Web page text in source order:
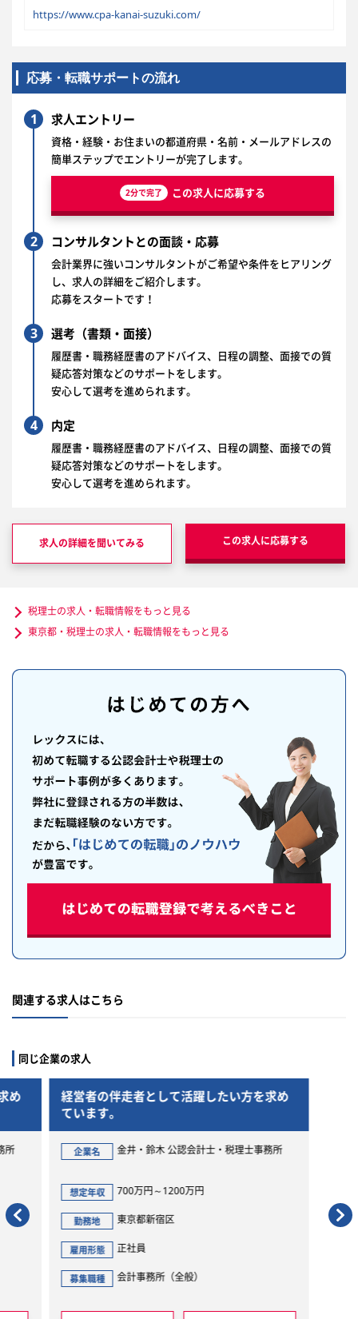
https://www.cpa-kanai-suzuki.com/
応募・転職サポートの流れ
1 求人エントリー
資格・経験・お住まいの都道府県・名前・メールアドレスの
簡単ステップでエントリーが完了します。
2分で完了 この求人に応募する
2 コンサルタントとの面談・応募
会計業界に強いコンサルタントがご希望や条件をヒアリング
し、求人の詳細をご紹介します。
応募をスタートです！
3 選考（書類・面接）
履歴書・職務経歴書のアドバイス、日程の調整、面接での質
疑応答対策などのサポートをします。
安心して選考を進められます。
4 内定
履歴書・職務経歴書のアドバイス、日程の調整、面接での質
疑応答対策などのサポートをします。
安心して選考を進められます。
求人の詳細を聞いてみる この求人に応募する
税理士の求人・転職情報をもっと見る
東京都・税理士の求人・転職情報をもっと見る
関連する求人はこちら
同じ企業の求人
者として活躍したい方を求め
井・鈴木 公認会計士・税理士事務所
万円～1200万円
京都新宿区
計事務所（全般）
経営者の伴走者として活躍
企業名 金井・鈴木 公認会計